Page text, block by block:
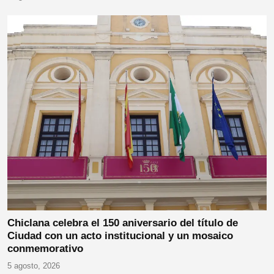
Chiclana celebra el 150 aniversario del título de
Ciudad con un acto institucional y un mosaico
conmemorativo
5 agosto, 2026